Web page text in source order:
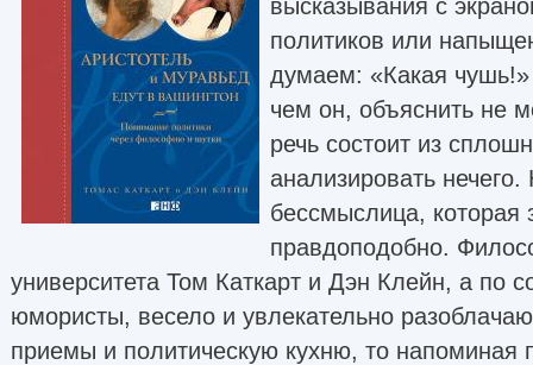
высказывания с
политиков или
думаем: «Какая
чем он, объяснить не
речь состоит из
анализировать
бессмыслица, которая
правдоподобно.
университета Том Каткарт и Дэн Клейн, а по
юмористы, весело и увлекательно
приемы и политическую кухню, то напоминая